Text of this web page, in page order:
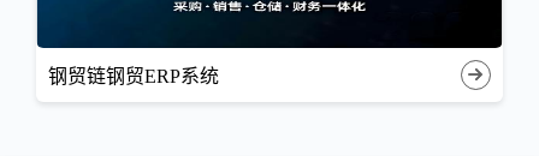
钢贸链钢贸ERP系统